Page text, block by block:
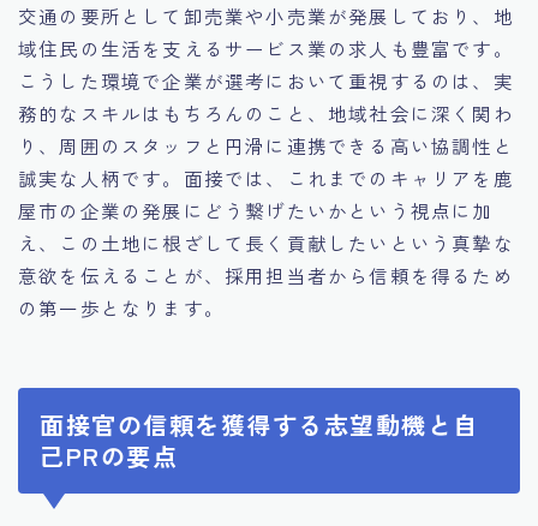
交通の要所として卸売業や小売業が発展しており、地
域住民の生活を支えるサービス業の求人も豊富です。
こうした環境で企業が選考において重視するのは、実
務的なスキルはもちろんのこと、地域社会に深く関わ
り、周囲のスタッフと円滑に連携できる高い協調性と
誠実な人柄です。面接では、これまでのキャリアを鹿
屋市の企業の発展にどう繋げたいかという視点に加
え、この土地に根ざして長く貢献したいという真摯な
意欲を伝えることが、採用担当者から信頼を得るため
の第一歩となります。
面接官の信頼を獲得する志望動機と自
己PRの要点